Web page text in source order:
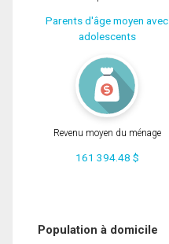
Parents d'âge moyen avec
adolescents
Revenu moyen du ménage
161 394.48 $
Population à domicile